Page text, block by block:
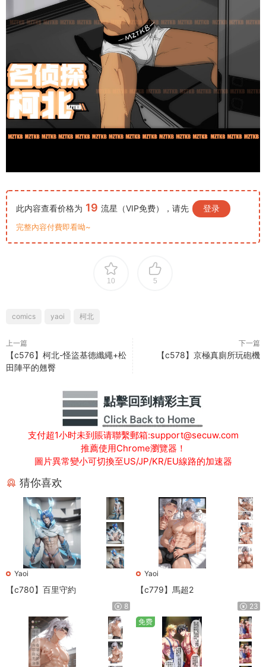
此内容查看价格为 19 流星（VIP免费），请先 登录
完整內容付費即看呦~
10 5
comics yaoi 柯北
上一篇
【c576】柯北-怪盜基德纖繩+松
田陣平的翹臀
下一篇
【c578】京極真廁所玩砲機
支付超1小时未到賬请聯繫郵箱:support@secuw.com
推薦使用Chrome瀏覽器！
圖片異常變小可切換至US/JP/KR/EU線路的加速器
猜你喜欢
Yaoi
【c780】百里守約
8
Yaoi
【c779】馬超2
23
免费